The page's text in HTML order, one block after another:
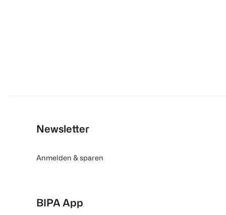
Newsletter
Anmelden & sparen
BIPA App